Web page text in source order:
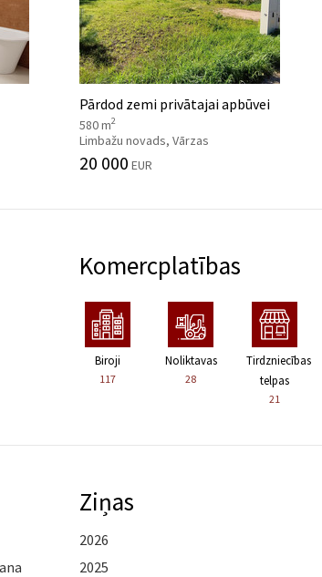
Pārdod zemi privātajai apbūvei
580 m2
Limbažu novads, Vārzas
20 000 EUR
Komercplatības
Biroji
117
Noliktavas
28
Tirdzniecības
telpas
21
Ziņas
2026
2025